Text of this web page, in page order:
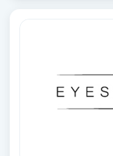
Kärlbehandling